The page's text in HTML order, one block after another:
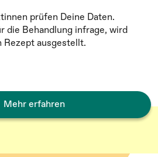
prüfen Deine Daten.
die Behandlung infrage, wird
Rezept ausgestellt.
Mehr erfahren